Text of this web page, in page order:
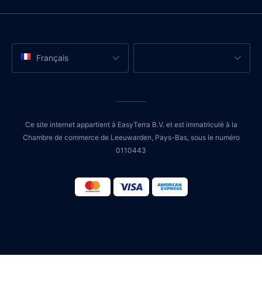
Français
Ce site internet appartient à EasyTerra B.V. et est immatriculé à la
Chambre de commerce de Leeuwarden, Pays-Bas, sous le numéro
0110443